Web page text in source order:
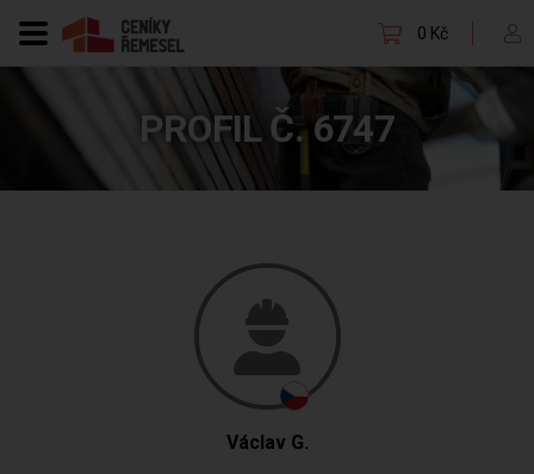
0 Kč
PROFIL Č. 6747
Václav G.